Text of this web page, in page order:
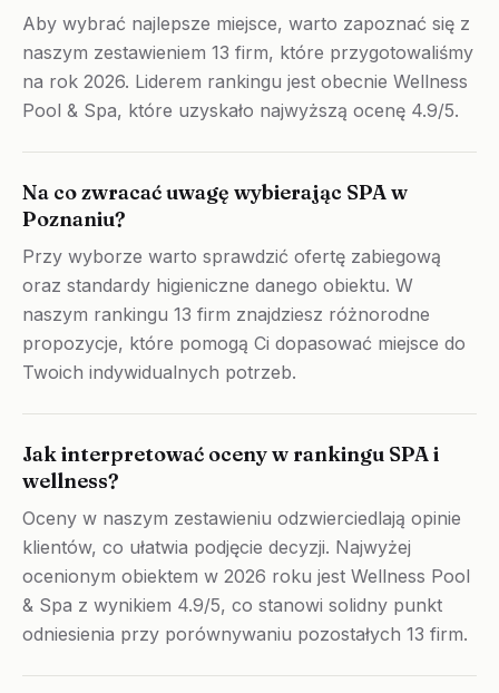
Aby wybrać najlepsze miejsce, warto zapoznać się z
naszym zestawieniem 13 firm, które przygotowaliśmy
na rok 2026. Liderem rankingu jest obecnie Wellness
Pool & Spa, które uzyskało najwyższą ocenę 4.9/5.
Na co zwracać uwagę wybierając SPA w
Poznaniu?
Przy wyborze warto sprawdzić ofertę zabiegową
oraz standardy higieniczne danego obiektu. W
naszym rankingu 13 firm znajdziesz różnorodne
propozycje, które pomogą Ci dopasować miejsce do
Twoich indywidualnych potrzeb.
Jak interpretować oceny w rankingu SPA i
wellness?
Oceny w naszym zestawieniu odzwierciedlają opinie
klientów, co ułatwia podjęcie decyzji. Najwyżej
ocenionym obiektem w 2026 roku jest Wellness Pool
& Spa z wynikiem 4.9/5, co stanowi solidny punkt
odniesienia przy porównywaniu pozostałych 13 firm.